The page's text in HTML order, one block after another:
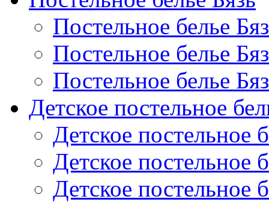
Постельное белье
Постельное белье
Постельное белье
Детское постельное
Детское постельное
Детское постельное
Детское